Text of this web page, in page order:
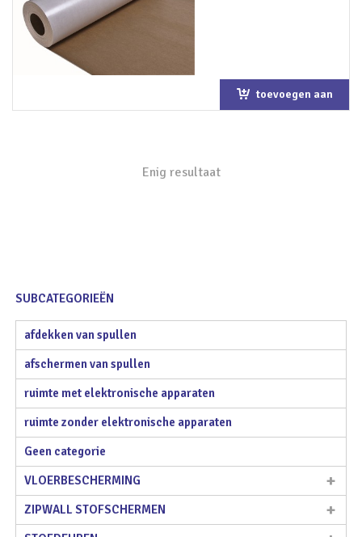
toevoegen aan
Enig resultaat
SUBCATEGORIEËN
afdekken van spullen
afschermen van spullen
ruimte met elektronische apparaten
ruimte zonder elektronische apparaten
Geen categorie
VLOERBESCHERMING
ZIPWALL STOFSCHERMEN